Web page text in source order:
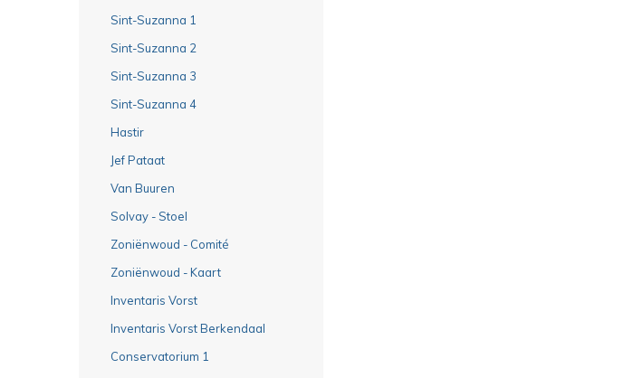
Sint-Suzanna 1
Sint-Suzanna 2
Sint-Suzanna 3
Sint-Suzanna 4
Hastir
Jef Pataat
Van Buuren
Solvay - Stoel
Zoniënwoud - Comité
Zoniënwoud - Kaart
Inventaris Vorst
Inventaris Vorst Berkendaal
Conservatorium 1